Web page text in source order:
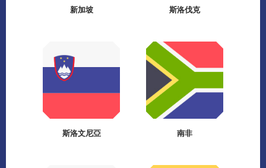
新加坡 斯洛伐克
斯洛文尼亞 南非